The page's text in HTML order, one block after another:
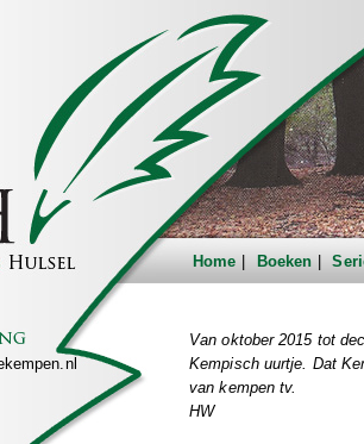
Home Boeken
Van oktober 2015 tot
Kempisch uurtje. Dat
van kempen tv.
HW